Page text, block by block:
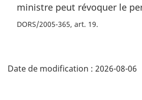
ministre peut révoquer le
DORS/2005-365, art. 19
é
Date de modification : 2026-08-06